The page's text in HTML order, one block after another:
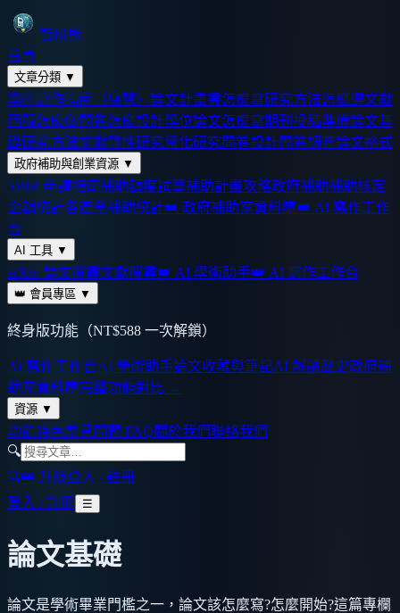
智研所
首頁
文章分類 ▼
學術寫作指南（總覽） 論文計畫書怎麼寫研究方法怎麼選文獻
回顧怎麼做問卷怎麼設計學位論文怎麼寫期刊投稿準備論文基
礎研究方法文獻質性研究量化研究問卷設計問卷調查論文格式
政府補助與創業資源 ▼
SBIR 申請指南補助額度試算補助計畫攻略政府補助補助核定
金額統計各產業補助統計👑 政府補助案資料庫👑 AI 寫作工作
台
AI 工具 ▼
arXiv 論文搜尋文獻搜尋👑 AI 學術助手👑 AI 寫作工作台
👑 會員專區 ▼
終身版功能（NT$588 一次解鎖）
AI 寫作工作台AI 學術助手論文收藏與筆記AI 解讀歷史政府補
助案資料庫完整功能對比 →
資源 ▼
功能特色常見問題 FAQ關於我們聯絡我們
🔍
🔍👑 升級登入 / 註冊
登入 / 註冊 ☰
論文基礎
論文是學術畢業門檻之一，論文該怎麼寫?怎麼開始?這篇專欄